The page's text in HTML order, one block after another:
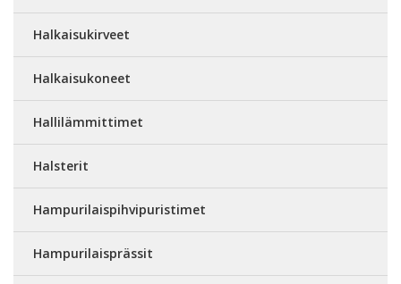
Halkaisukirveet
Halkaisukoneet
Hallilämmittimet
Halsterit
Hampurilaispihvipuristimet
Hampurilaisprässit